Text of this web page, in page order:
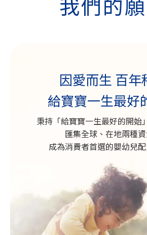
因愛而生 百年
給寶寶一生最好
秉持「給寶寶一生最好的開始
匯集全球、在地兩種資
成為消費者首選的嬰幼兒配